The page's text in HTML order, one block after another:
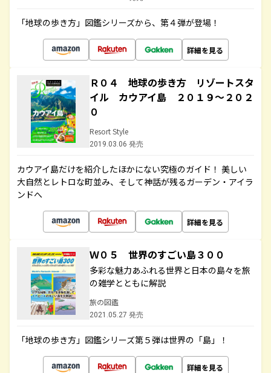
「地球の歩き方」図鑑シリーズから、第４弾が登場！
詳細を見る
Ｒ０４ 地球の歩き方 リゾートスタ
イル カウアイ島 ２０１９～２０２
０
Resort Style
2019.03.06 発売
カウアイ島だけを紹介したほかにない究極のガイド！ 美しい
大自然とレトロな町並み、そして神話が残るガーデン・アイラ
ンドへ
詳細を見る
Ｗ０５ 世界のすごい島３００
多彩な魅力あふれる世界と日本の島々を旅
の雑学とともに解説
旅の図鑑
2021.05.27 発売
「地球の歩き方」図鑑シリーズ第５弾は世界の「島」！
詳細を見る